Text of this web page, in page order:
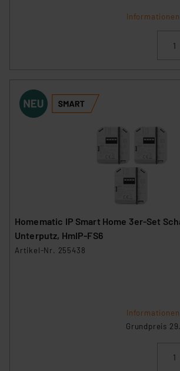
Homematic IP Smart Home 3er-Set
Unterputz, HmIP-FS6
Artikel-Nr. 255438
Grundpreis